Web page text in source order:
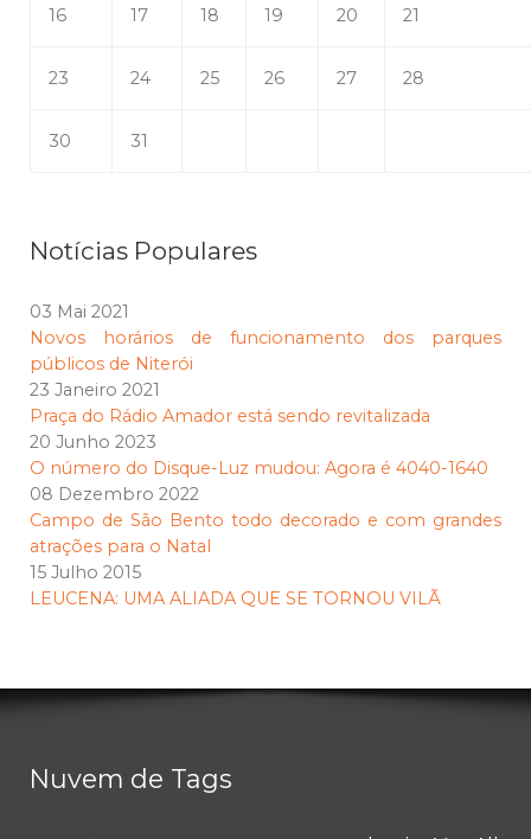
16 17 18 19 20 21
23 24 25 26 27 28
30 31
Notícias Populares
03 Mai 2021
Novos horários de funcionamento dos parques
públicos de Niterói
23 Janeiro 2021
Praça do Rádio Amador está sendo revitalizada
20 Junho 2023
O número do Disque-Luz mudou: Agora é 4040-1640
08 Dezembro 2022
Campo de São Bento todo decorado e com grandes
atrações para o Natal
15 Julho 2015
LEUCENA: UMA ALIADA QUE SE TORNOU VILÃ
Nuvem de Tags